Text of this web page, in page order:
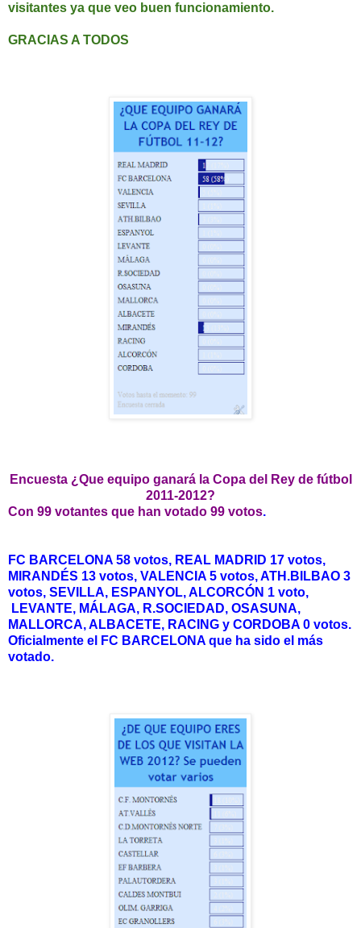
visitantes ya que veo buen funcionamiento.
GRACIAS A TODOS
Encuesta ¿Que equipo ganará la Copa del Rey de fútbol
2011-2012?
Con 99 votantes que han votado 99 votos.
FC BARCELONA 58 votos, REAL MADRID 17 votos,
MIRANDÉS 13 votos, VALENCIA 5 votos, ATH.BILBAO 3
votos, SEVILLA, ESPANYOL, ALCORCÓN 1 voto,
LEVANTE, MÁLAGA, R.SOCIEDAD, OSASUNA,
MALLORCA, ALBACETE, RACING y CORDOBA 0 votos.
Oficialmente el FC BARCELONA que ha sido el más
votado.